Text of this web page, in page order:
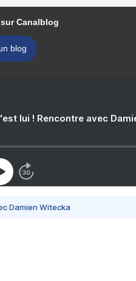
Canalblog
blog
lui ! Rencontre avec
Damien Witecka